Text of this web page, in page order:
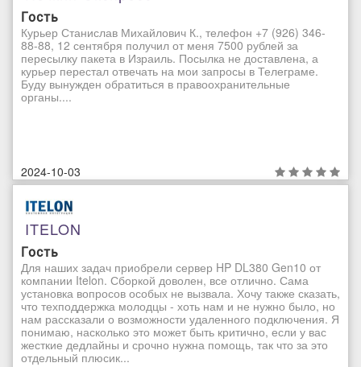
Гость
Курьер Станислав Михайлович К., телефон +7 (926) 346-
88-88, 12 сентября получил от меня 7500 рублей за
пересылку пакета в Израиль. Посылка не доставлена, а
курьер перестал отвечать на мои запросы в Телеграме.
Буду вынужден обратиться в правоохранительные
органы....
2024-10-03
ITELON
Гость
Для наших задач приобрели сервер HP DL380 Gen10 от
компании Itelon. Сборкой доволен, все отлично. Сама
установка вопросов особых не вызвала. Хочу также сказать,
что техподдержка молодцы - хоть нам и не нужно было, но
нам рассказали о возможности удаленного подключения. Я
понимаю, насколько это может быть критично, если у вас
жесткие дедлайны и срочно нужна помощь, так что за это
отдельный плюсик...